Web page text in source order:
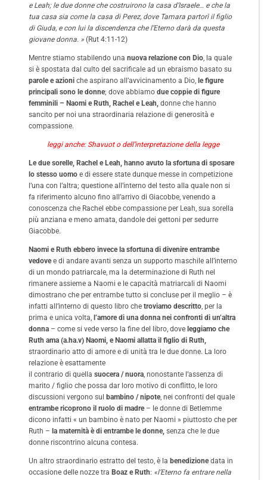
e Leah; le due donne che costruirono la casa d’Israele… e che la
tua casa sia come la casa di Perez, dove Tamara partorì il figlio
di Giuda, e con lui la discendenza che l’Eterno darà da questa
giovane donna. » (Rut 4:11-12)
Mentre stiamo stabilendo una nuova relazione con Dio, la quale
si è spostata dal culto del sacrificale ad un ebraismo basato su
parole e azioni che aspirano all’avvicinamento a Dio, le figure
principali sono le donne; dove abbiamo due coppie di figure
femminili – Naomi e Ruth, Rachel e Leah, donne che hanno
sancito per noi una straordinaria relazione di generosità e
compassione.
leggi anche: Shavuot o dell’interpretazione della legge
Le due sorelle, Rachel e Leah, hanno avuto la sfortuna di sposare
lo stesso uomo e di essere state dunque messe in competizione
l’una con l’altra; questione all’interno del testo alla quale non si
fa riferimento alcuno fino all’arrivo di Giacobbe, venendo a
conoscenza che Rachel ebbe compassione per Leah, sua sorella
più anziana e meno amata, dandole dei gettoni per sedurre
Giacobbe.
Naomi e Ruth ebbero invece la sfortuna di divenire entrambe
vedovee di andare avanti senza un supporto maschile all’interno
di un mondo patriarcale, ma la determinazione di Ruth nel
rimanere assieme a Naomi e le capacità matriarcali di Naomi
dimostrano che per entrambe tutto si concluse per il meglio – è
infatti all’interno di questo libro che troviamo descritto, per la
prima e unica volta, l’amore di una donna nei confronti di un’altra
donna – come si vede verso la fine del libro, dove leggiamo che
Ruth ama (a.ha.v) Naomi, e Naomi allatta il figlio di Ruth,
straordinario atto di amore e di unità tra le due donne. La loro
relazione è esattamente
il contrario di quella suocera / nuora, nonostante l’assenza di
marito / figlio che possa dar loro motivo di conflitto, le loro
discussioni vergono sul
bambino / nipote, nei confronti del quale
entrambe ricoprono il ruolo di madre– le donne di Betlemme
dicono infatti « un bambino è nato per Naomi » piuttosto che per
Ruth – la maternità èdi entrambe le donne, senza che le due
donne riscontrino alcuna contesa.
Un altro straordinario estratto del testo, è la benedizionedata in
occasione delle nozze tra Boaz e Ruth: «l’Eterno fa entrare nella